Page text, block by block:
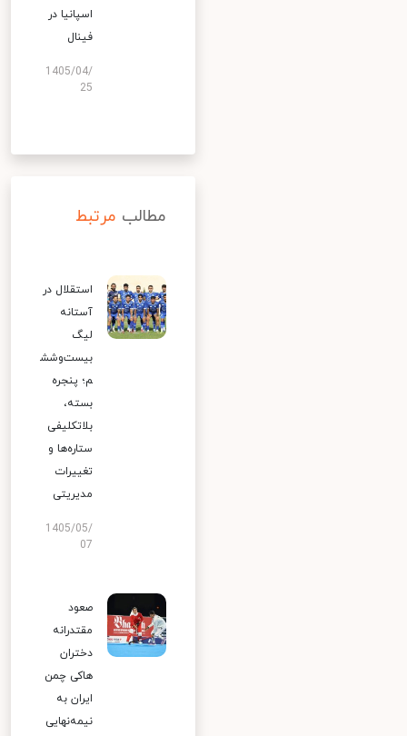
اسپانیا در
فینال
1405/04/
25
مطالب مرتبط
استقلال در
آستانه
لیگ
بیست‌وشش
م؛ پنجره
بسته،
بلاتکلیفی
ستاره‌ها و
تغییرات
مدیریتی
1405/05/
07
صعود
مقتدرانه
دختران
هاکی چمن
ایران به
نیمه‌نهایی